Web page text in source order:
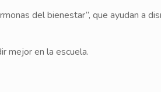
del bienestar”, que ayudan a
mejor en la escuela.